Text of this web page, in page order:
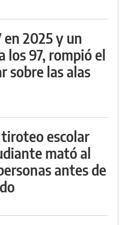
2025 y un
los 97, rompió el
sobre las alas
escolar
mató al
antes de